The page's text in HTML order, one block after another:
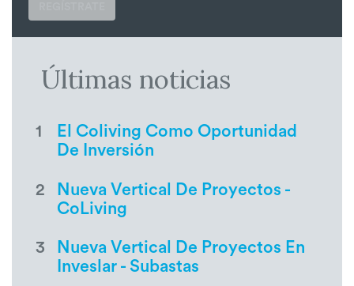
Últimas noticias
1
El Coliving Como Oportunidad
De Inversión
2
Nueva Vertical De Proyectos -
CoLiving
3
Nueva Vertical De Proyectos En
Inveslar - Subastas